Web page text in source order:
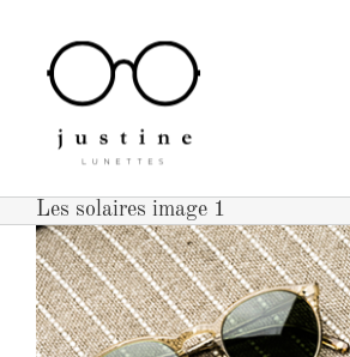
Les solaires image 1